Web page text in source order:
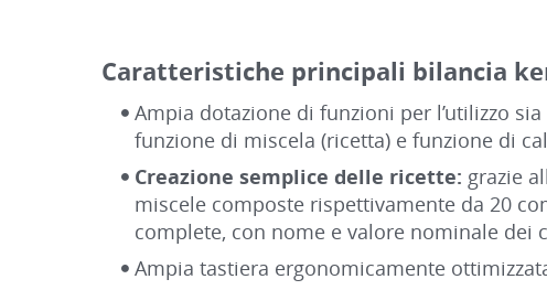
Caratteristiche principali bilancia
Ampia dotazione di funzioni per l’utilizzo
funzione di miscela (ricetta) e funzione di
Creazione semplice delle ricette: grazie
miscele composte rispettivamente da 20
complete, con nome e valore nominale dei
Ampia tastiera ergonomicamente